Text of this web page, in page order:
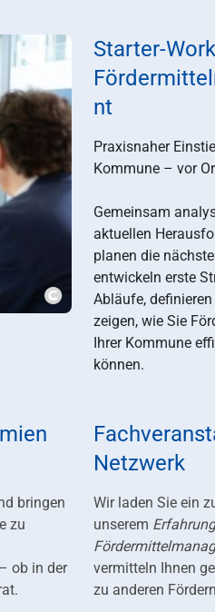
Starter-
nt
Praxisnaher
Kommune – vor
Gemeinsam
aktuellen
planen die
entwickeln erste
Abläufe,
zeigen, wie Sie
Ihrer Kommune
können.
bringen
zu
ob in der
Netzwerk
Wir laden Sie ein
unserem
vermitteln Ihnen
zu anderen